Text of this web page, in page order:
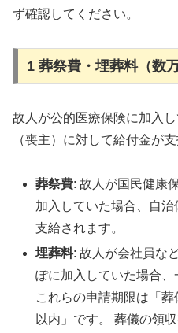
ず確認してください。
1 葬祭費・埋葬料（数
故人が公的医療保険に加入
（喪主）に対して給付金が支
葬祭費: 故人が国民健康
加入していた場合、自
支給されます。
埋葬料: 故人が会社員な
ぽに加入していた場合、
これらの申請期限は「
以内」です。 葬儀の領